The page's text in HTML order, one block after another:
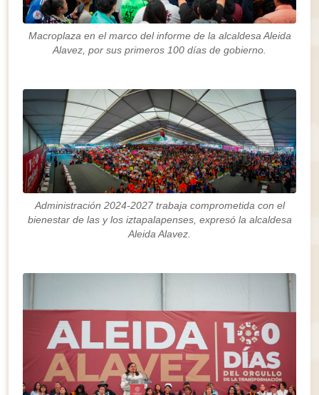
Macroplaza en el marco del informe de la alcaldesa Aleida
Alavez, por sus primeros 100 días de gobierno.
Administración 2024-2027 trabaja comprometida con el
bienestar de las y los iztapalapenses, expresó la alcaldesa
Aleida Alavez.